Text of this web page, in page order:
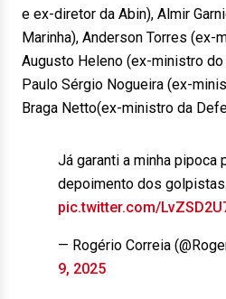
e ex-diretor da Abin), Almir
Marinha), Anderson Torres (ex-
Augusto Heleno (ex-ministro do
Paulo Sérgio Nogueira (ex-
Braga Netto(ex-ministro da
Já garanti a minha pipoca
depoimento dos
pic.twitter.com/
— Rogério Correia
9, 2025